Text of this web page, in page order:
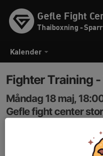
Kalender
Gefle Fight
Thaiboxning -
Fighter Training
Måndag 18 maj,
Gefle fight center